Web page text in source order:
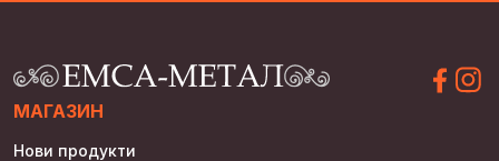
МАГАЗИН
Нови продукти